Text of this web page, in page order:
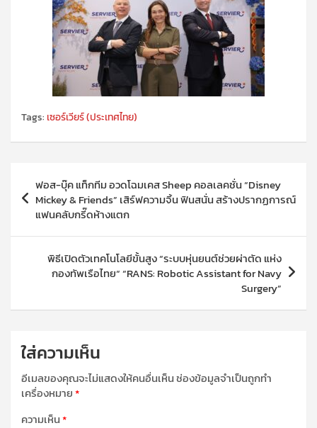
Tags: เซอร์เวียร์ (ประเทศไทย)
แนะแนว
เรื่องฟอส-บุ๊ค แท็กทีม อวดโฉมเคส Sheep คอลเลคชั่น “Disney
Mickey & Friends” เสิร์ฟความจิ้น ฟินสนั่น สร้างปรากฏการณ์
แฟนคลับกรี๊ดห้างแตก
พิธีเปิดตัวเทคโนโลยีขั้นสูง “ระบบหุ่นยนต์ช่วยผ่าตัด แห่ง
กองทัพเรือไทย“ “RANS: Robotic Assistant for Navy
Surgery”
ใส่ความเห็น
อีเมลของคุณจะไม่แสดงให้คนอื่นเห็นช่องข้อมูลจำเป็นถูกทำ
เครื่องหมาย*
ความเห็น*